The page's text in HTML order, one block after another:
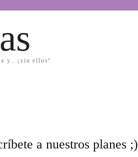
y…¡sin ellos!
a nuestros planes ;)